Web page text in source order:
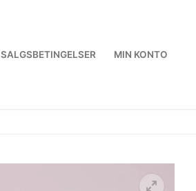
SALGSBETINGELSER MIN KONTO